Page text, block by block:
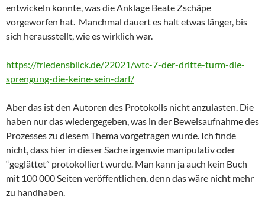
entwickeln konnte, was die Anklage Beate Zschäpe
vorgeworfen hat. Manchmal dauert es halt etwas länger, bis
sich herausstellt, wie es wirklich war.
https://friedensblick.de/22021/wtc-7-der-dritte-turm-die-
sprengung-die-keine-sein-darf/
Aber das ist den Autoren des Protokolls nicht anzulasten. Die
haben nur das wiedergegeben, was in der Beweisaufnahme des
Prozesses zu diesem Thema vorgetragen wurde. Ich finde
nicht, dass hier in dieser Sache irgenwie manipulativ oder
“geglättet” protokolliert wurde. Man kann ja auch kein Buch
mit 100 000 Seiten veröffentlichen, denn das wäre nicht mehr
zu handhaben.